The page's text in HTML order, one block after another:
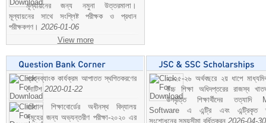
মূল্যায়নের জন্য নমুনা উত্তরমালা।
মূল্যায়নের সাথে সংশ্লিষ্ট পরীক্ষক ও প্রধান
পরীক্ষকগণ। 2026-01-06
View more
প্রশ্নব্যাংক কার্যক্রম আপাতত স্থগিতকরণের
নোটিশ 2020-01-22
বরিশাল শিক্ষাবোর্ডের অধীনস্থ বিদ্যালয়
সমূহের জন্য অভ্যন্তরীণ পরীক্ষা-২০২০ এর
২০২৫-২৬ অর্থবছরে ২য় ধাপে
উচ্চ শিক্ষা অধিদপ্তরের রাজস্ব
উপবৃত্তি শিক্ষার্থীদের তত্যাদি
Software এ এন্ট্রি এবং এন্ট্রিকৃত
সংশোধনের সময়সীমা বর্ধিতকরন 2026-04-30